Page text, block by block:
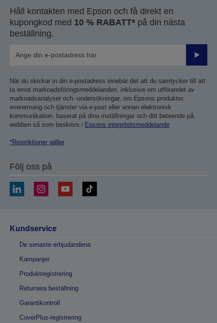
Håll kontakten med Epson och få direkt en
kupongkod med 10 % RABATT* på din nästa
beställning.
Skicka
När du skickar in din e-postadress innebär det att du samtycker till att
ta emot marknadsföringsmeddelanden, inklusive om utförandet av
marknadsanalyser och -undersökningar, om Epsons produkter,
evenemang och tjänster via e-post eller annan elektronisk
kommunikation, baserat på dina inställningar och ditt beteende på
webben så som beskrivs i Epsons integritetsmeddelande
*Restriktioner gäller
Följ oss på
Kundservice
De senaste erbjudandena
Kampanjer
Produktregistrering
Returnera beställning
Garantikontroll
CoverPlus-registrering